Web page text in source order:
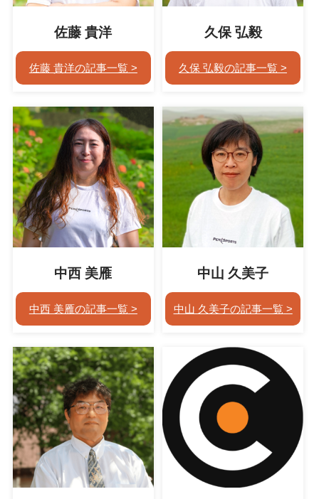
佐藤 貴洋
佐藤 貴洋の記事一覧
久保 弘毅
久保 弘毅の記事一覧
中西 美雁
中西 美雁の記事一覧
中山 久美子
中山 久美子の記事一覧